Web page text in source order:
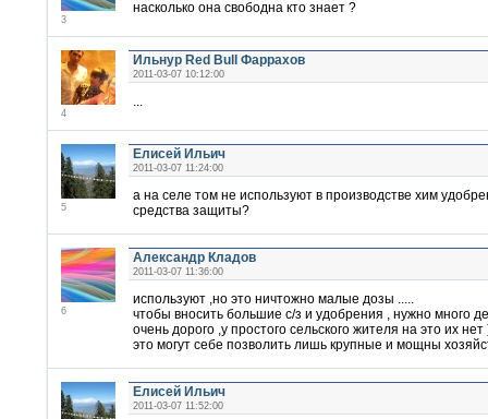
3
насколько она свободна кто знает ?
4
Ильнур Red Bull Фаррахов
2011-03-07 10:12:00
5
Елисей Ильич
2011-03-07 11:24:00
а на селе том не используют в производстве хим
средства защиты?
6
Александр Кладов
2011-03-07 11:36:00
используют ,но это ничтожно малые дозы .....
чтобы вносить большие с/з и удобрения , нужно много
очень дорого ,у простого сельского жителя на это их нет
это могут себе позволить лишь крупные и мощны
Елисей Ильич
2011-03-07 11:52:00